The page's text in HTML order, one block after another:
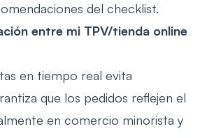
del checklist.
entre mi TPV/tienda online
en tiempo real evita
que los pedidos reflejen el
en comercio minorista y